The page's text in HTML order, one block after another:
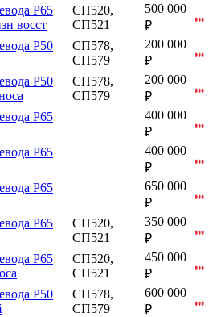
Р65
восст
СП520,
СП521
500 000
₽
Р50
СП578,
СП579
200 000
₽
Р50
СП578,
СП579
200 000
₽
Р65
400 000
₽
Р65
400 000
₽
Р65
650 000
₽
Р65
СП520,
СП521
350 000
₽
Р65
СП520,
СП521
450 000
₽
Р50
СП578,
СП579
600 000
₽